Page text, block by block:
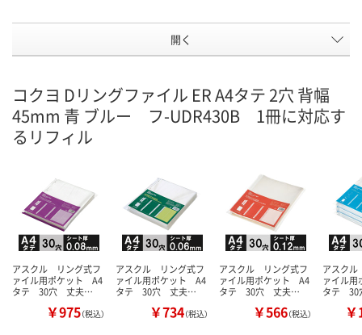
開く
コクヨ Dリングファイル ER A4タテ 2穴 背幅
45mm 青 ブルー フ-UDR430B 1冊に対応す
るリフィル
アスクル リング式フ
ァイル用ポケット A4
タテ 30穴 丈夫…
￥975（税込）
アスクル リング式フ
ァイル用ポケット A4
タテ 30穴 丈夫…
￥734（税込）
アスクル リング式フ
ァイル用ポケット A4
タテ 30穴 丈夫…
￥566（税込）
アスク
ァイル
タテ